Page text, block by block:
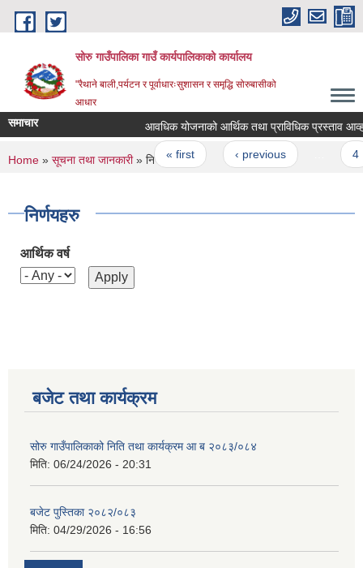
Skip to main content
सोरु गाउँपालिका गाउँ कार्यपालिकाको कार्यालय
"रैथाने बाली,पर्यटन र पूर्वाधारःसुशासन र समृद्धि सोरुबासीको
आधार
समाचार आवधिक योजनाको आर्थिक तथा प्राविधिक प्रस्ताव
Pages
« first ‹ previous
You are here
Home » सूचना तथा जानकारी» निर्णयहरु
निर्णयहरु
आर्थिक वर्ष
बजेट तथा कार्यक्रम
सोरु गाउँपालिकाको निति तथा कार्यक्रम आ ब २०८३/०८४
मिति: 06/24/2026 - 20:31
बजेट पुस्तिका २०८२/०८३
मिति: 04/29/2026 - 16:56